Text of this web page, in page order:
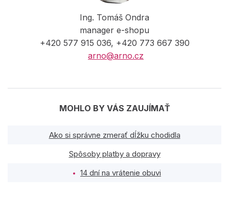
Ing. Tomáš Ondra
manager e-shopu
+420 577 915 036, +420 773 667 390
arno@arno.cz
MOHLO BY VÁS ZAUJÍMAŤ
Ako si správne zmerať dĺžku chodidla
Spôsoby platby a dopravy
14 dní na vrátenie obuvi